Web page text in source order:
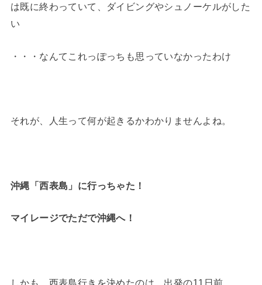
は既に終わっていて、ダイビングやシュノーケルがした
い
・・・なんてこれっぽっちも思っていなかったわけ
それが、人生って何が起きるかわかりませんよね。
沖縄「西表島」に行っちゃた！
マイレージでただで沖縄へ！
しかも、西表島行きを決めたのは、出発の11日前、